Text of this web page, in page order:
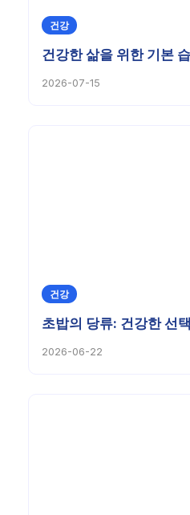
건강
건강한 삶을 위한 기본
2026-07-15
건강
초밥의 당류: 건강한 선
2026-06-22